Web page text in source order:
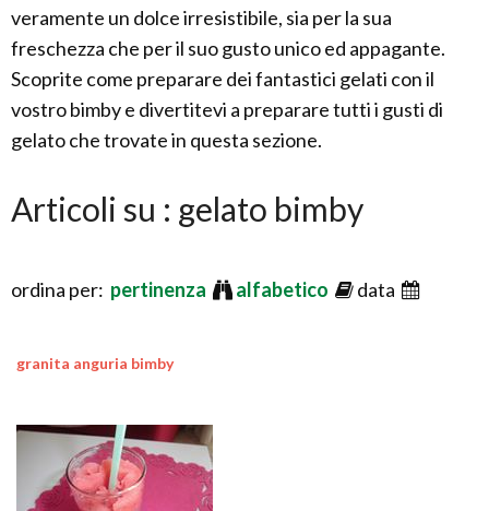
veramente un dolce irresistibile, sia per la sua
freschezza che per il suo gusto unico ed appagante.
Scoprite come preparare dei fantastici gelati con il
vostro bimby e divertitevi a preparare tutti i gusti di
gelato che trovate in questa sezione.
Articoli su : gelato bimby
ordina per: pertinenza alfabetico data
granita anguria bimby